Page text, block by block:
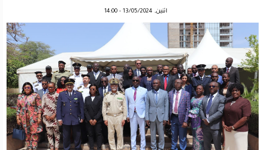
اثنين, 13/05/2024 - 14:00